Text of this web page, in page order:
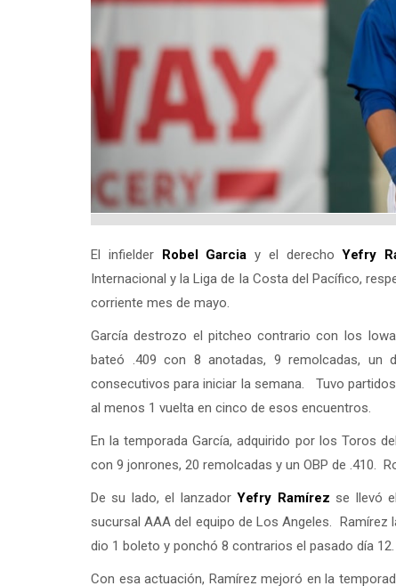
El infielder Robel Garcia y el derechoYefry
Internacional y la Liga de la Costa del Pacífico,
corriente mes de mayo.
García destrozo el pitcheo contrario con los
bateó .409 con 8 anotadas, 9 remolcadas, un
consecutivos para iniciar la semana. Tuvo
al menos 1 vuelta en cinco de esos encuentros.
En la temporada García, adquirido por los Toros
con 9 jonrones, 20 remolcadas y un OBP de .410.
De su lado, el lanzadorYefry Ramírez se llevó
sucursal AAA del equipo de Los Angeles.
dio 1 boleto y ponchó 8 contrarios el pasado día 12.
Con esa actuación, Ramírez mejoró en la